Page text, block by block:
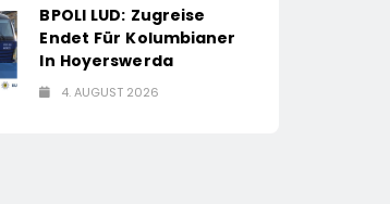
BPOLI LUD: Zugreise
Endet Für Kolumbianer
In Hoyerswerda
4. AUGUST 2026